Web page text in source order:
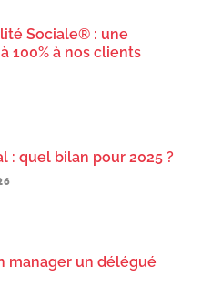
Sociale® : une
100% à nos clients
: quel bilan pour 2025 ?
manager un délégué